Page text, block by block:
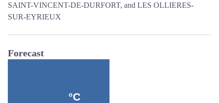
SAINT-VINCENT-DE-DURFORT, and LES OLLIERES-
SUR-EYRIEUX
Forecast